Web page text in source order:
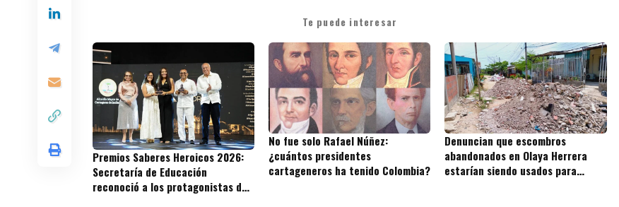
Te puede interesar
Premios Saberes Heroicos 2026:
Secretaría de Educación
reconoció a los protagonistas de
No fue solo Rafael Núñez:
¿cuántos presidentes
cartageneros ha tenido Colombia?
Denuncian que escombros
abandonados en Olaya Herrera
estarían siendo usados para